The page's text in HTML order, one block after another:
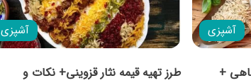
آشپزی
+
آشپزی
طرز تهیه قیمه نثار قزوینی+ نکات و